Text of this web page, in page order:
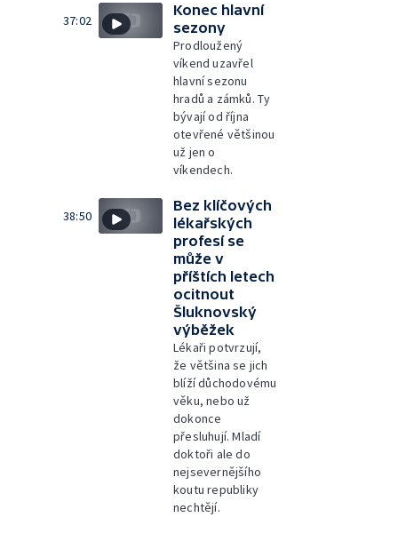
37:02
Konec hlavní
sezony
Prodloužený
víkend uzavřel
hlavní sezonu
hradů a zámků. Ty
bývají od října
otevřené většinou
už jen o
víkendech.
38:50
Bez klíčových
lékařských
profesí se
může v
příštích letech
ocitnout
Šluknovský
výběžek
Lékaři potvrzují,
že většina se jich
blíží důchodovému
věku, nebo už
dokonce
přesluhují. Mladí
doktoři ale do
nejsevernějšího
koutu republiky
nechtějí.